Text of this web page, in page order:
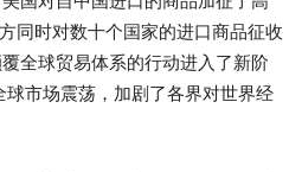
同时对数十个国家的进口商品征收
全球贸易体系的行动进入了新阶
市场震荡，加剧了各界对世界经